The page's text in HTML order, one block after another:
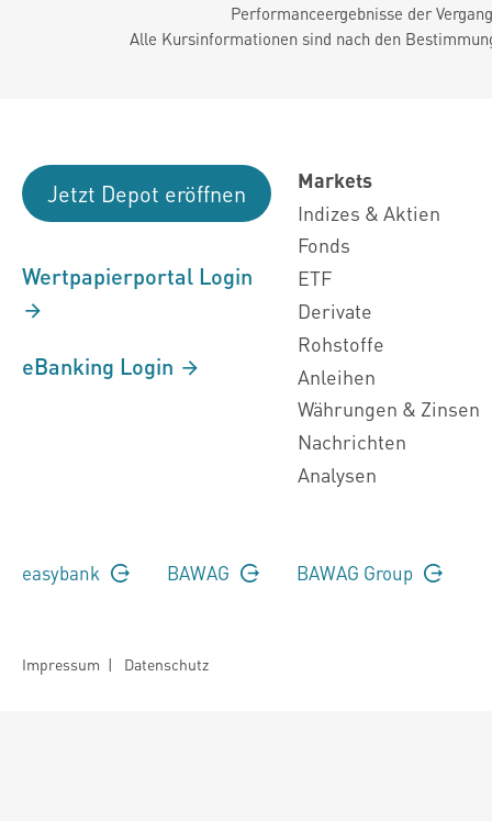
Performanceergebnisse der
Alle Kursinformationen sind nach den
Jetzt Depot eröffnen
Wertpapierportal Login
eBanking Login
Markets
Indizes & Aktien
Fonds
ETF
Derivate
Rohstoffe
Anleihen
Währungen & Zinsen
Nachrichten
Analysen
easybank BAWAG BAWAG Group
Impressum | Datenschutz